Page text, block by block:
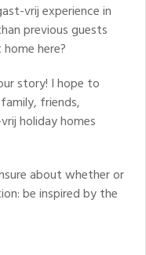
vrij experience in
previous guests
here?
story! I hope to
friends,
holiday homes
about whether or
be inspired by the